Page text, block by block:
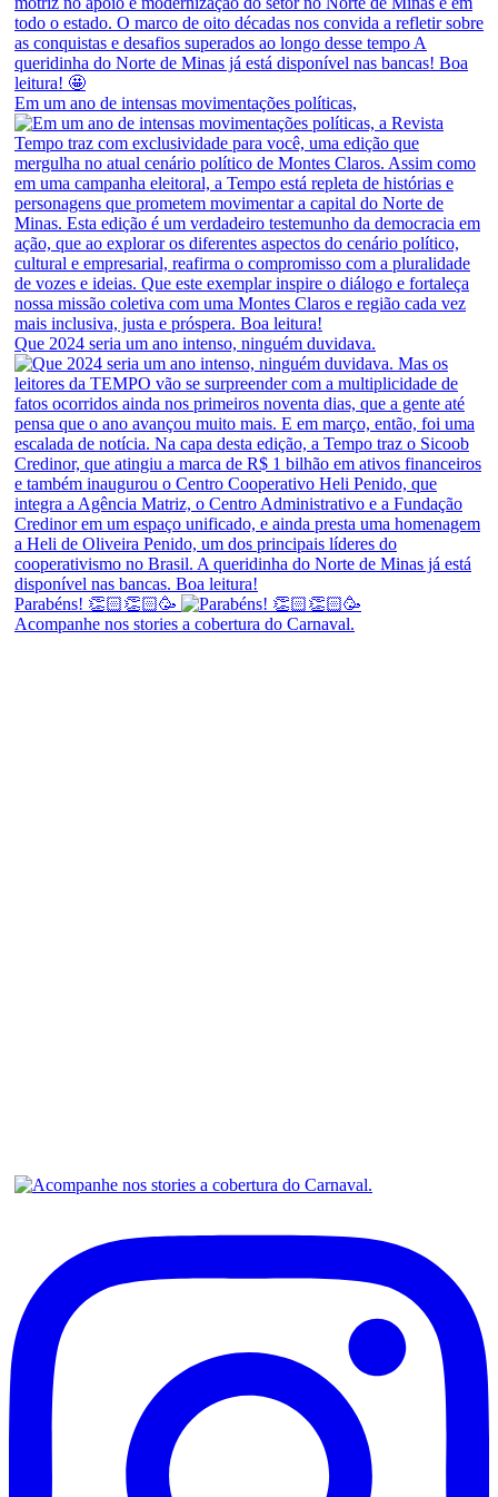
Em um ano de intensas movimentações políticas,
Que 2024 seria um ano intenso, ninguém duvidava.
Parabéns! 👏🏻👏🏻🥳
Acompanhe nos stories a cobertura do Carnaval.